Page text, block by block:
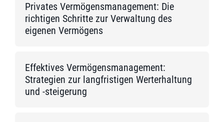
Privates Vermögensmanagement: Die
richtigen Schritte zur Verwaltung des
eigenen Vermögens
Effektives Vermögensmanagement:
Strategien zur langfristigen Werterhaltung
und -steigerung